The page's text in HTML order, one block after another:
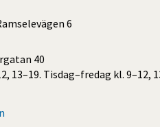
6
40
13–19. Tisdag–fredag kl. 9–12,